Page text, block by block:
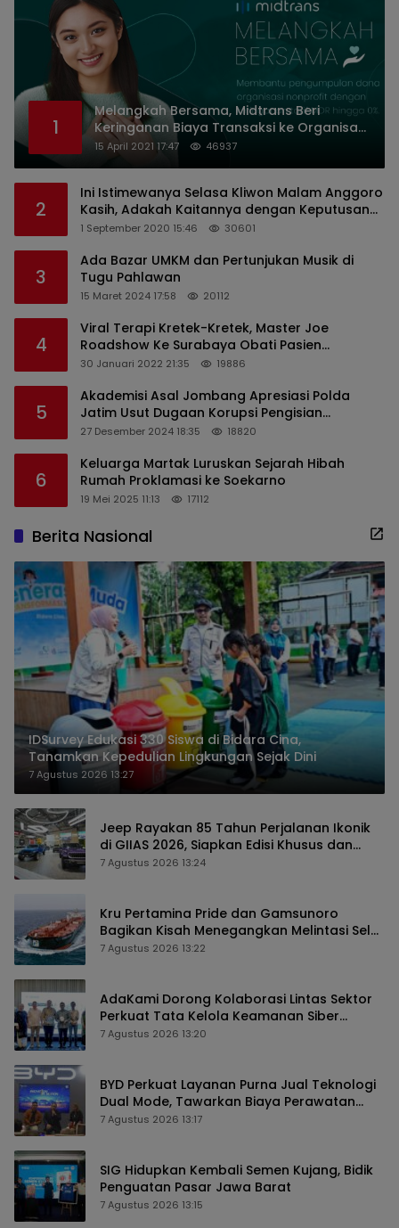
1
Melangkah Bersama, Midtrans Beri
Keringanan Biaya Transaksi ke Organisasi
Nirlaba Indonesia
15 April 2021 17:47 46937
2
Ini Istimewanya Selasa Kliwon Malam Anggoro
Kasih, Adakah Kaitannya dengan Keputusan
PDIP?
1 September 2020 15:46 30601
3
Ada Bazar UMKM dan Pertunjukan Musik di
Tugu Pahlawan
15 Maret 2024 17:58 20112
4
Viral Terapi Kretek-Kretek, Master Joe
Roadshow Ke Surabaya Obati Pasien
Sekaligus Edukasi Masyarakat
30 Januari 2022 21:35 19886
5
Akademisi Asal Jombang Apresiasi Polda
Jatim Usut Dugaan Korupsi Pengisian
Perangkat Desa di Kediri
27 Desember 2024 18:35 18820
6
Keluarga Martak Luruskan Sejarah Hibah
Rumah Proklamasi ke Soekarno
19 Mei 2025 11:13 17112
Berita Nasional
IDSurvey Edukasi 330 Siswa di Bidara Cina,
Tanamkan Kepedulian Lingkungan Sejak Dini
7 Agustus 2026 13:27
Jeep Rayakan 85 Tahun Perjalanan Ikonik
di GIIAS 2026, Siapkan Edisi Khusus dan
Perkuat Pengalaman Pelanggan
7 Agustus 2026 13:24
Kru Pertamina Pride dan Gamsunoro
Bagikan Kisah Menegangkan Melintasi Selat
Hormuz di Tengah Konflik
7 Agustus 2026 13:22
AdaKami Dorong Kolaborasi Lintas Sektor
Perkuat Tata Kelola Keamanan Siber
Berbasis AI
7 Agustus 2026 13:20
BYD Perkuat Layanan Purna Jual Teknologi
Dual Mode, Tawarkan Biaya Perawatan
Lebih Efisien
7 Agustus 2026 13:17
SIG Hidupkan Kembali Semen Kujang, Bidik
Penguatan Pasar Jawa Barat
7 Agustus 2026 13:15